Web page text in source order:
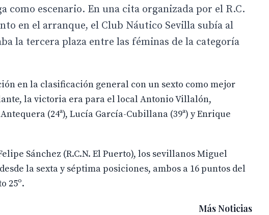
como escenario. En una cita organizada por el R.C.
en el arranque, el Club Náutico Sevilla subía al
la tercera plaza entre las féminas de la categoría
en la clasificación general con un sexto como mejor
la victoria era para el local Antonio Villalón,
(24ª), Lucía García-Cubillana (39ª) y Enrique
Sánchez (R.C.N. El Puerto), los sevillanos Miguel
la sexta y séptima posiciones, ambos a 16 puntos del
25º.
Más Noticias